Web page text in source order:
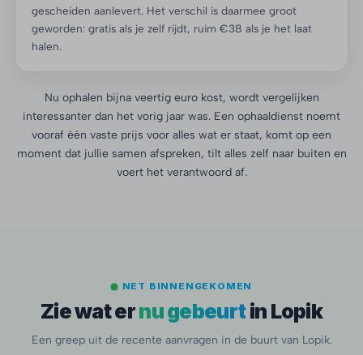
gescheiden aanlevert. Het verschil is daarmee groot
geworden: gratis als je zelf rijdt, ruim €38 als je het laat
halen.
Nu ophalen bijna veertig euro kost, wordt vergelijken
interessanter dan het vorig jaar was. Een ophaaldienst noemt
vooraf één vaste prijs voor alles wat er staat, komt op een
moment dat jullie samen afspreken, tilt alles zelf naar buiten en
voert het verantwoord af.
NET BINNENGEKOMEN
Zie wat ernu gebeurt in Lopik
Een greep uit de recente aanvragen in de buurt van Lopik.